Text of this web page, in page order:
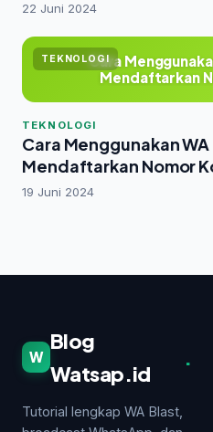
22 Juni 2024
TEKNOLOGI
Cara
Mendaftarkan
TEKNOLOGI
Cara Menggunakan WA
Mendaftarkan Nomor
19 Juni 2024
W
Blog
Watsap.id
.
Tutorial lengkap WA Blast,